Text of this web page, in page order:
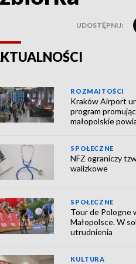
UDOSTĘPNIJ:
ROZMAITOŚCI
Kraków Airport
program
małopolskie
SPOŁECZNE
NFZ ograniczy
walizkowe
SPOŁECZNE
Tour de Pologne
Małopolsce. W
utrudnienia
KULTURA